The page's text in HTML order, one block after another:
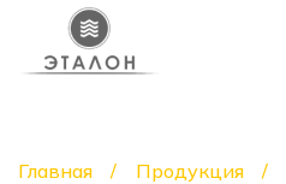
Главная Продукция